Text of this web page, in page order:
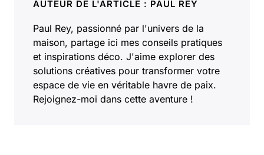
AUTEUR DE L'ARTICLE : PAUL REY
Paul Rey, passionné par l'univers de la
maison, partage ici mes conseils pratiques
et inspirations déco. J'aime explorer des
solutions créatives pour transformer votre
espace de vie en véritable havre de paix.
Rejoignez-moi dans cette aventure !